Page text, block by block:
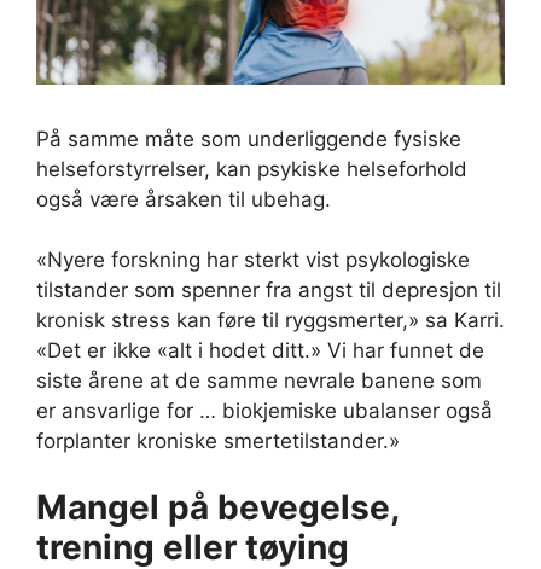
På samme måte som underliggende fysiske
helseforstyrrelser, kan psykiske helseforhold
også være årsaken til ubehag.
«Nyere forskning har sterkt vist psykologiske
tilstander som spenner fra angst til depresjon til
kronisk stress kan føre til ryggsmerter,» sa Karri.
«Det er ikke «alt i hodet ditt.» Vi har funnet de
siste årene at de samme nevrale banene som
er ansvarlige for … biokjemiske ubalanser også
forplanter kroniske smertetilstander.»
Mangel på bevegelse,
trening eller tøying